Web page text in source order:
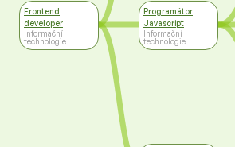
Frontend
developer
Informační
technologie
Programátor
Javascript
Informační
technologie